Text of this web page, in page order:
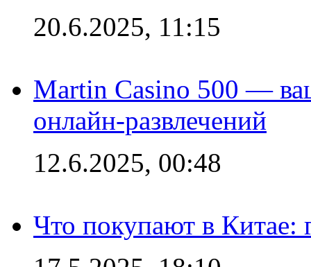
20.6.2025, 11:15
Martin Casino 500 —
онлайн-развлечений
12.6.2025, 00:48
Что покупают в Китае: